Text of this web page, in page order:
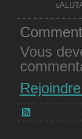
Vous